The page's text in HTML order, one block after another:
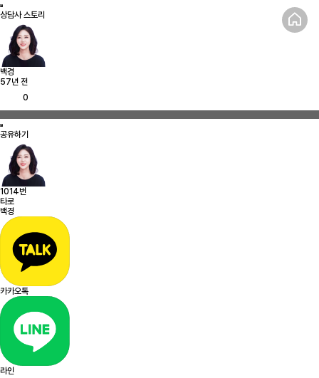
상담사 스토리
백경
57년 전
0
공유하기
1014번
타로
백경
카카오톡
라인